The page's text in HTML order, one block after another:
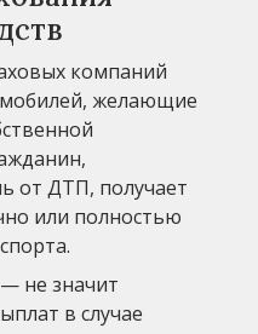
компаний
желающие
от ДТП, получает
или полностью
не значит
в случае